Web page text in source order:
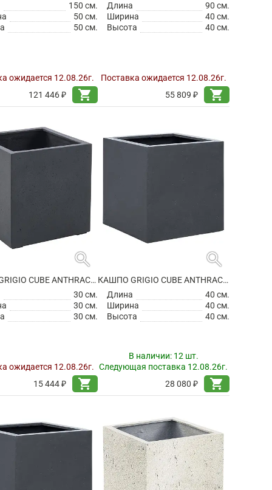
150 см.
50 см.
50 см.
ожидается 12.08.26г.
121 446 ₽
shopping_cart
Длина
90 см.
Ширина
40 см.
Высота
40 см.
Поставка ожидается 12.08.26г.
55 809 ₽
shopping_cart
search
КАШПО GRIGIO CUBE ANTHRACITE
30 см.
30 см.
30 см.
ожидается 12.08.26г.
15 444 ₽
shopping_cart
search
КАШПО GRIGIO CUBE ANTHRACITE
Длина
40 см.
Ширина
40 см.
Высота
40 см.
В наличии: 12 шт.
Следующая поставка 12.08.26г.
28 080 ₽
shopping_cart